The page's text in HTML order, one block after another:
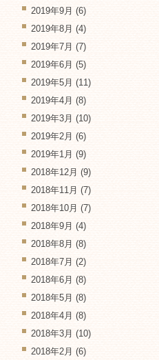
2019年9月 (6)
2019年8月 (4)
2019年7月 (7)
2019年6月 (5)
2019年5月 (11)
2019年4月 (8)
2019年3月 (10)
2019年2月 (6)
2019年1月 (9)
2018年12月 (9)
2018年11月 (7)
2018年10月 (7)
2018年9月 (4)
2018年8月 (8)
2018年7月 (2)
2018年6月 (8)
2018年5月 (8)
2018年4月 (8)
2018年3月 (10)
2018年2月 (6)